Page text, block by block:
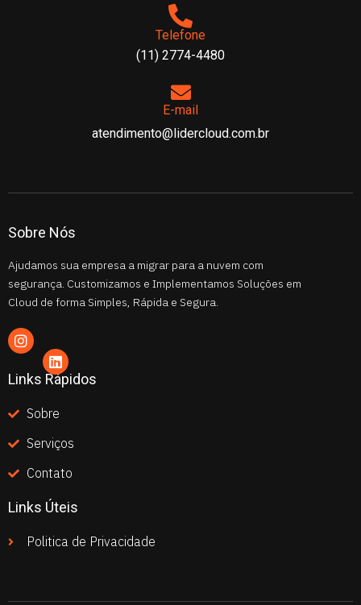
Telefone
(11) 2774-4480
E-mail
atendimento@lidercloud.com.br
Sobre Nós
Ajudamos sua empresa a migrar para a nuvem com
segurança. Customizamos e Implementamos Soluções em
Cloud de forma Simples, Rápida e Segura.
Links Rápidos
Sobre
Serviços
Contato
Links Úteis
Politica de Privacidade